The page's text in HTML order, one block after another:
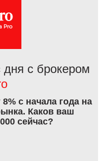
с брокером
с начала года на
Каков ваш
сейчас?